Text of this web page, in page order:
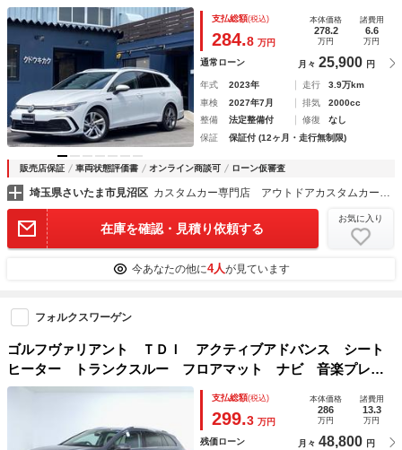
ワイト／ユーザー買取車／純正ナビ／バックカメラ／クルコン
／純正１７ＡＷ／フロントシートヒーター／ハーフレザーシー
ト／ステアリングヒーター／パドルシフト
支払総額(税込)
284.8 万円
本体価格
278.2
万円
諸費用
6.6
万円
通常ローン 月々 25,900 円
年式 2023年 走行
3.9万km
車検
2027年7月 排気
2000cc
整備
法定整備付 修復
なし
保証
保証付 (12ヶ月・走行無制限)
販売店保証 車両状態評価書 オンライン商談可 ローン仮審査
埼玉県さいたま市見沼区
在庫を確認・見積り依頼する
お気に入り
今あなたの他に4人が見ています
フォルクスワーゲン
ゴルフヴァリアント ＴＤＩ アクティブアドバンス シート
ヒーター トランクスルー フロアマット ナビ 音楽プレー
ヤー接続 Ｂｌｕｅｔｏｏｔｈ接続 ＴＶ ＥＴＣ ＬＥＤヘ
ッドライト 電動リアゲート バックモニター 盗難防止 衝
突被害軽減ブレーキ
支払総額(税込)
299.3 万円
本体価格
286
万円
諸費用
13.3
万円
残価ローン 月々 48,800 円